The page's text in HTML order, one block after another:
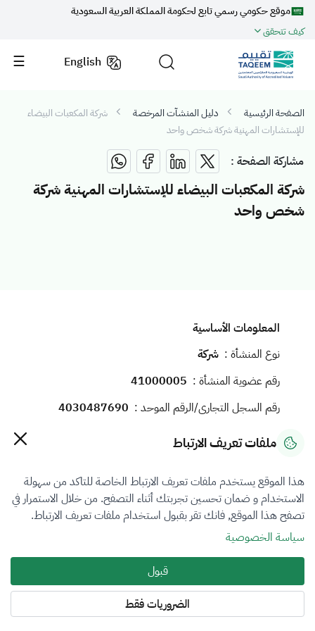
موقع حكومي رسمي تابع لحكومة المملكة العربية السعودية
كيف تتحقق
English
الصفحة الرئيسية دليل المنشآت المرخصة
شركة المكعبات البيضاء
للإستشارات المهنية شركة شخص واحد
مشاركة الصفحة :
شركة المكعبات البيضاء للإستشارات المهنية شركة
شخص واحد
المعلومات الأساسية
نوع المنشأة : شركة
رقم عضوية المنشأة : 41000005
رقم السجل التجاري/الرقم الموحد : 4030487690
رقم الجوال : 0503559911
البريد الإلكتروني :
gm@whitecubes.com.sa
الموقع الإلكتروني :
العنوان :
ملفات تعريف الارتباط
هذا الموقع يستخدم ملفات تعريف الارتباط الخاصة للتاكد من سهولة
الاستخدام و ضمان تحسين تجربتك أثناء التصفح. من خلال الاستمرار في
تصفح هذا الموقع, فانك تقر بقبول استخدام ملفات تعريف الارتباط.
سياسة الخصوصية
قبول
الضروريات فقط